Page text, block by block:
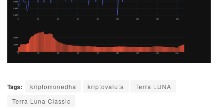
Tags: kriptomonedha kriptovaluta
Terra LUNA
Terra Luna Classic